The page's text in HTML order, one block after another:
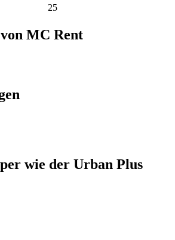
25
MC Rent
wie der Urban Plus